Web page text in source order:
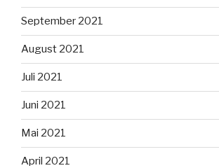
September 2021
August 2021
Juli 2021
Juni 2021
Mai 2021
April 2021